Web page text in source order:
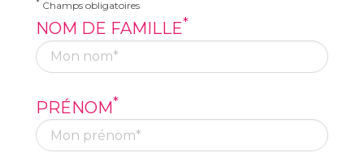
Champs obligatoires
NOM DE FAMILLE*
PRÉNOM*